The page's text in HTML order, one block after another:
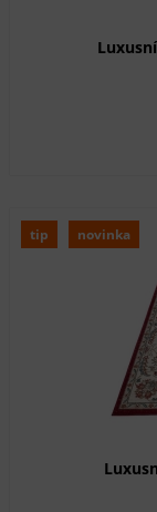
tip novinka